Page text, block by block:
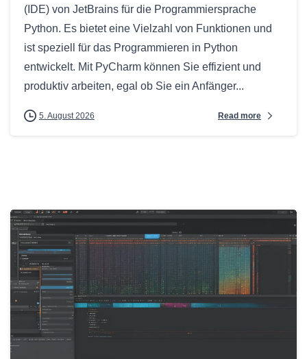
(IDE) von JetBrains für die Programmiersprache
Python. Es bietet eine Vielzahl von Funktionen und
ist speziell für das Programmieren in Python
entwickelt. Mit PyCharm können Sie effizient und
produktiv arbeiten, egal ob Sie ein Anfänger...
5. August 2026 Read more